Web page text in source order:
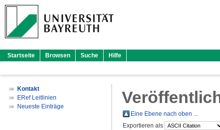
Startseite Browsen Suche Hilfe
Kontakt
ERef Leitlinien
Neueste Einträge
Eine Ebene nach oben ...
Exportieren als